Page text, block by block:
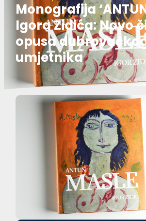
Monografija ‘ANTUN
Igora Zidića: Novo
opusa
umjetnika